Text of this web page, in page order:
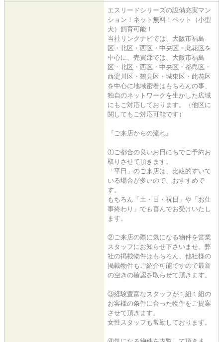
エスリードシリーズの設備充実マン
ション！ネット無料！ペット（小型
犬）飼育可能！
当社リンクナビでは、大阪市福島
区・北区・西区・中央区・此花区を
中心に、売買部では、大阪市福島
区・北区・西区・中央区・都島区・
西淀川区・鶴見区・城東区・此花区
を中心に地域密着はもちろんの事、
独自のネットワークを生かした広域
にもご対応しております。（他区に
関してもご対応可能です）
『ご来店からの流れ』
①ご都合の良いお日にちでご予約お
取りさせて頂きます。
「平日」のご来店は、比較的すいて
いる場合が多いので、おすすめで
す。
もちろん「土・日・祝日」や「お仕
事終わり」でも喜んでお受けいたし
ます。
②ご来店の際に気になる物件を営業
スタッフにお知らせ下さいませ。弊
社の掲載物件はもちろん、他社様の
掲載物件もご紹介可能ですので最新
の空きの確認を取らせて頂きます。
③経験豊富なスタッフが１組１組の
お客様の条件に合った物件をご提案
させて頂きます。
女性スタッフも常勤しております。